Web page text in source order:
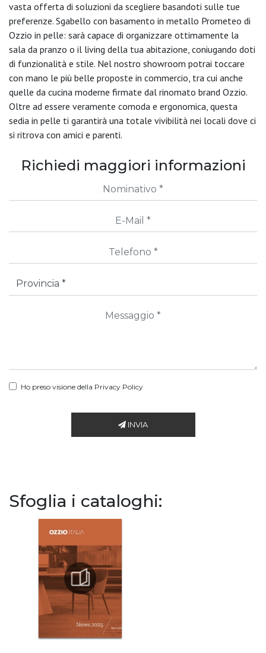
vasta offerta di soluzioni da scegliere basandoti sulle tue
preferenze. Sgabello con basamento in metallo Prometeo di
Ozzio in pelle: sarà capace di organizzare ottimamente la
sala da pranzo o il living della tua abitazione, coniugando doti
di funzionalità e stile. Nel nostro showroom potrai toccare
con mano le più belle proposte in commercio, tra cui anche
quelle da cucina moderne firmate dal rinomato brand Ozzio.
Oltre ad essere veramente comoda e ergonomica, questa
sedia in pelle ti garantirà una totale vivibilità nei locali dove ci
si ritrova con amici e parenti.
Richiedi maggiori informazioni
Ho preso visione della Privacy Policy
INVIA
Sfoglia i cataloghi: